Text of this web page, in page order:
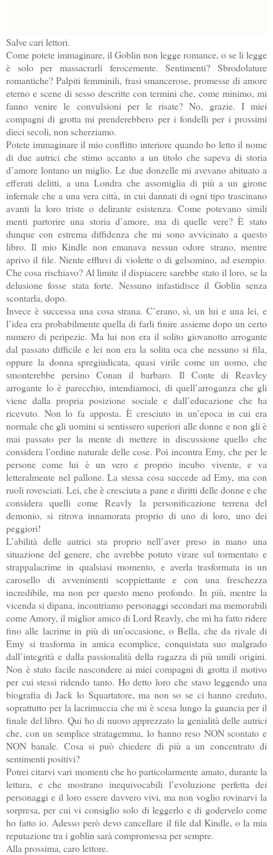
Salve cari lettori.
Come potete immaginare, il Goblin non legge romance, o se li legge
è solo per massacrarli ferocemente. Sentimenti? Sbrodolature
romantiche? Palpiti femminili, frasi smancerose, promesse di amore
eterno e scene di sesso descritte con termini che, come minimo, mi
fanno venire le convulsioni per le risate? No, grazie. I miei
compagni di grotta mi prenderebbero per i fondelli per i prossimi
dieci secoli, non scherziamo.
Potete immaginare il mio conflitto interiore quando ho letto il nome
di due autrici che stimo accanto a un titolo che sapeva di storia
d’amore lontano un miglio. Le due donzelle mi avevano abituato a
efferati delitti, a una Londra che assomiglia di più a un girone
infernale che a una vera città, in cui dannati di ogni tipo trascinano
avanti la loro triste o delirante esistenza. Come potevano simili
menti partorire una storia d’amore, ma di quelle vere? È stato
dunque con estrema diffidenza che mi sono avvicinato a questo
libro. Il mio Kindle non emanava nessun odore strano, mentre
aprivo il file. Niente effluvi di violette o di gelsomino, ad esempio.
Che cosa rischiavo? Al limite il dispiacere sarebbe stato il loro, se la
delusione fosse stata forte. Nessuno infastidisce il Goblin senza
scontarla, dopo.
Invece è successa una cosa strana. C’erano, sì, un lui e una lei, e
l’idea era probabilmente quella di farli finire assieme dopo un certo
numero di peripezie. Ma lui non era il solito giovanotto arrogante
dal passato difficile e lei non era la solita oca che nessuno si fila,
oppure la donna spregiudicata, quasi virile come un uomo, che
smonterebbe persino Conan il barbaro. Il Conte di Reavley
arrogante lo è parecchio, intendiamoci, di quell’arroganza che gli
viene dalla propria posizione sociale e dall’educazione che ha
ricevuto. Non lo fa apposta. È cresciuto in un’epoca in cui era
normale che gli uomini si sentissero superiori alle donne e non gli è
mai passato per la mente di mettere in discussione quello che
considera l’ordine naturale delle cose. Poi incontra Emy, che per le
persone come lui è un vero e proprio incubo vivente, e va
letteralmente nel pallone. La stessa cosa succede ad Emy, ma con
ruoli rovesciati. Lei, che è cresciuta a pane e diritti delle donne e che
considera quelli come Reavly la personificazione terrena del
demonio, si ritrova innamorata proprio di uno di loro, uno dei
peggiori!
L’abilità delle autrici sta proprio nell’aver preso in mano una
situazione del genere, che avrebbe potuto virare sul tormentato e
strappalacrime in qualsiasi momento, e averla trasformata in un
carosello di avvenimenti scoppiettante e con una freschezza
incredibile, ma non per questo meno profondo. In più, mentre la
vicenda si dipana, incontriamo personaggi secondari ma memorabili
come Amory, il miglior amico di Lord Reavly, che mi ha fatto ridere
fino alle lacrime in più di un’occasione, o Bella, che da rivale di
Emy si trasforma in amica ecomplice, conquistata suo malgrado
dall’integrità e dalla passionalità della ragazza di più umili origini.
Non è stato facile nascondere ai miei compagni di grotta il motivo
per cui stessi ridendo tanto. Ho detto loro che stavo leggendo una
biografia di Jack lo Squartatore, ma non so se ci hanno creduto,
soprattutto per la lacrimuccia che mi è scesa lungo la guancia per il
finale del libro. Qui ho di nuovo apprezzato la genialità delle autrici
che, con un semplice stratagemma, lo hanno reso NON scontato e
NON banale. Cosa si può chiedere di più a un concentrato di
sentimenti positivi?
Potrei citarvi vari momenti che ho particolarmente amato, durante la
lettura, e che mostrano inequivocabili l’evoluzione perfetta dei
personaggi e il loro essere davvero vivi, ma non voglio rovinarvi la
sorpresa, per cui vi consiglio solo di leggerlo e di godervelo come
ho fatto io. Adesso però devo cancellare il file dal Kindle, o la mia
reputazione tra i goblin sarà compromessa per sempre.
Alla prossima, caro lettore.